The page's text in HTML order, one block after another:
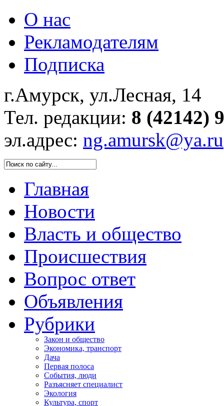
О нас
Рекламодателям
Подписка
г.Амурск, ул.Лесная, 14
Тел. редакции: 8 (42142)
эл.адрес: ng.amursk@ya.ru
Главная
Новости
Власть и общество
Происшествия
Вопрос ответ
Объявления
Рубрики
Закон и общество
Экономика, транспорт
Дача
Первая полоса
События, люди
Разъясняет специалист
Экология
Культура, спорт